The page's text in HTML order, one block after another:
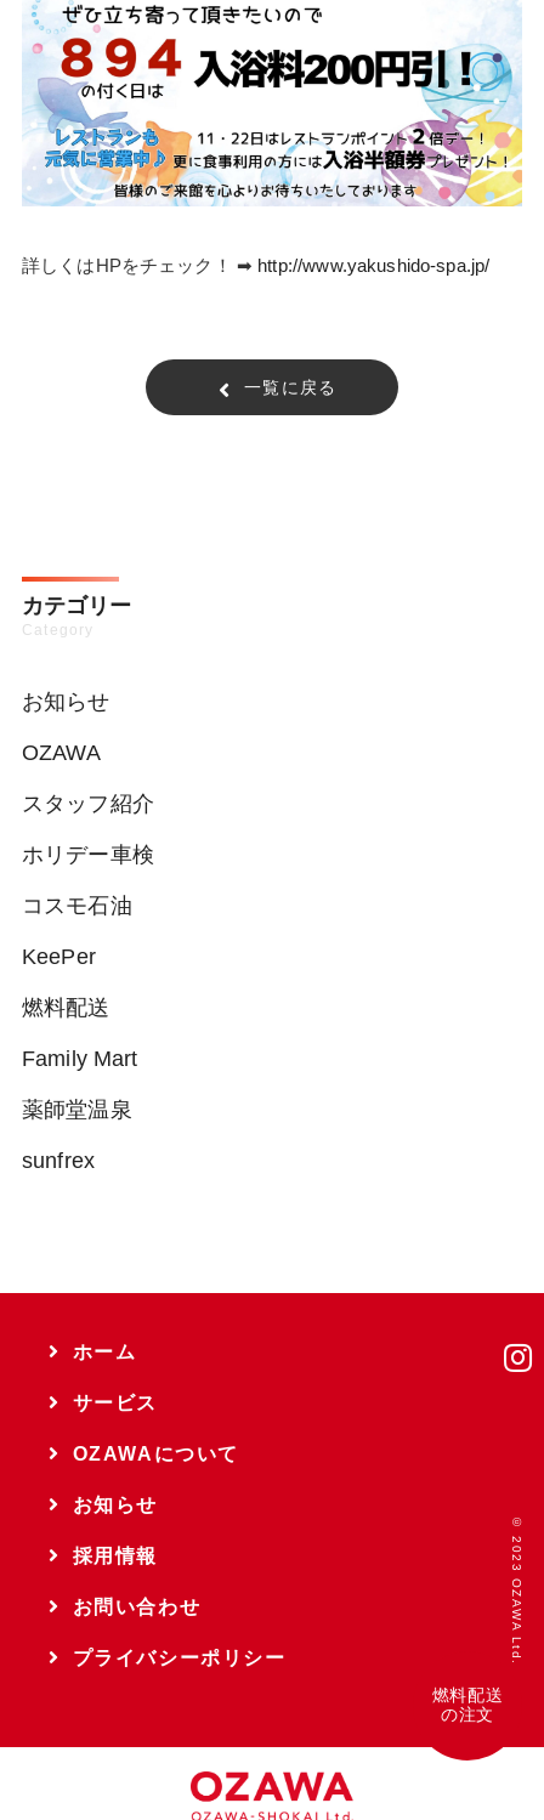
燃料配送
の注文
詳しくはHPをチェック！ ➡ http://www.yakushido-spa.jp/
一覧に戻る
カテゴリー
Category
お知らせ
OZAWA
スタッフ紹介
ホリデー車検
コスモ石油
KeePer
燃料配送
Family Mart
薬師堂温泉
sunfrex
ホーム
サービス
OZAWAについて
お知らせ
採用情報
お問い合わせ
プライバシーポリシー © 2023 OZAWA Ltd.